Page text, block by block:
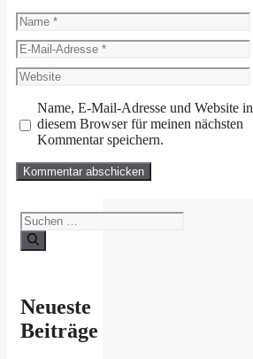
Name
E-
Mail-
Adresse
Website
Name, E-Mail-Adresse und Website in
diesem Browser für meinen nächsten
Kommentar speichern.
Suchen
nach:
Neueste
Beiträge